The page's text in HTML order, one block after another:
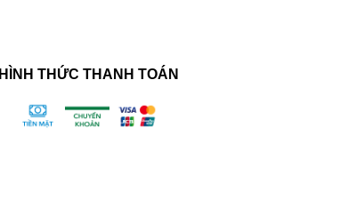
HÌNH THỨC THANH TOÁN